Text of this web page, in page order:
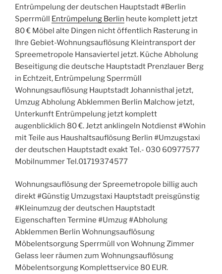
Entrümpelung der deutschen Hauptstadt #Berlin
Sperrmüll Entrümpelung Berlin heute komplett jetzt
80 € Möbel alte Dingen nicht öffentlich Rasterung in
Ihre Gebiet-Wohnungsauflösung Kleintransport der
Spreemetropole Hansaviertel jetzt. Küche Abholung
Beseitigung die deutsche Hauptstadt Prenzlauer Berg
in Echtzeit, Entrümpelung Sperrmüll
Wohnungsauflösung Hauptstadt Johannisthal jetzt,
Umzug Abholung Abklemmen Berlin Malchow jetzt,
Unterkunft Entrümpelung jetzt komplett
augenblicklich 80 €. Jetzt anklingeln Notdienst #Wohin
mit Teile aus Haushaltsauflösung Berlin #Umzugstaxi
der deutschen Hauptstadt exakt Tel.- 030 60977577
Mobilnummer Tel.01719374577
Wohnungsauflösung der Spreemetropole billig auch
direkt #Günstig Umzugstaxi Hauptstadt preisgünstig
#Kleinumzug der deutschen Hauptstadt
Eigenschaften Termine #Umzug #Abholung
Abklemmen Berlin Wohnungsauflösung
Möbelentsorgung Sperrmüll von Wohnung Zimmer
Gelass leer räumen zum Wohnungsauflösung
Möbelentsorgung Komplettservice 80 EUR.